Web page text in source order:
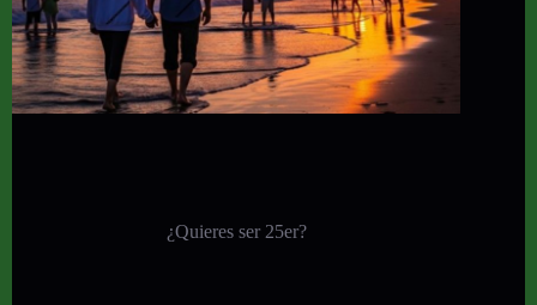
¿Quieres ser 25er?